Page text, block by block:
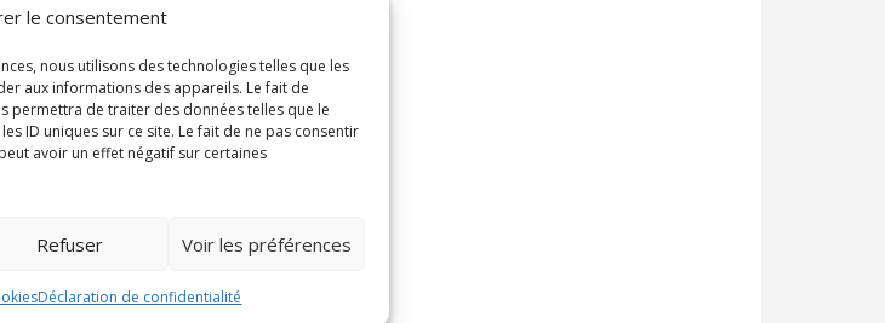
le consentement
nous utilisons des technologies telles que les
aux informations des appareils. Le fait de
permettra de traiter des données telles que le
ID uniques sur ce site. Le fait de ne pas consentir
avoir un effet négatif sur certaines
Refuser Voir les préférences
Déclaration de confidentialité